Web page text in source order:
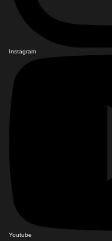
Instagram
Youtube